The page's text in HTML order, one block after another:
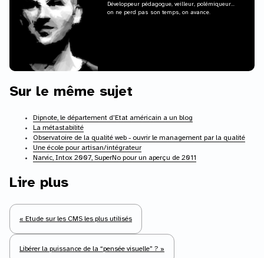
Développeur pédagogue, veilleur, polémiqueur...
on ne perd pas son temps, on avance.
Sur le même sujet
Dipnote, le département d’Etat américain a un blog
La métastabilité
Observatoire de la qualité web - ouvrir le management par la qualité
Une école pour artisan/intégrateur
Narvic, Intox 2007, SuperNo pour un aperçu de 2011
Lire plus
« Etude sur les CMS les plus utilisés
Libérer la puissance de la “pensée visuelle” ? »